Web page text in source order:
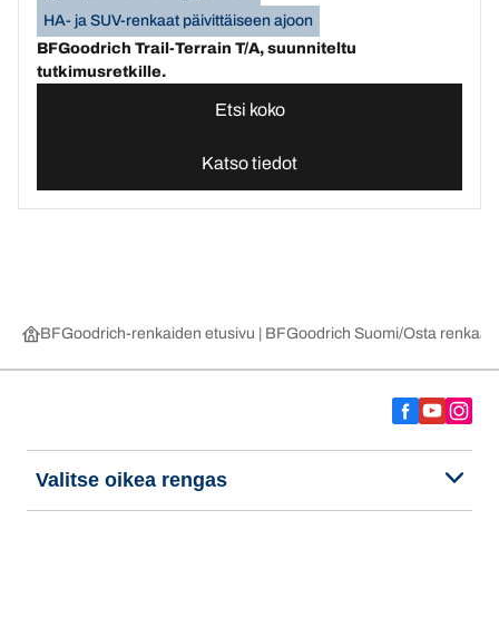
HA- ja SUV-renkaat päivittäiseen ajoon
BFGoodrich Trail-Terrain T/A, suunniteltu
tutkimusretkille.
Etsi koko
Katso tiedot
BFGoodrich-renkaiden etusivu | BFGoodrich Suomi Osta renkaat
Valitse oikea rengas